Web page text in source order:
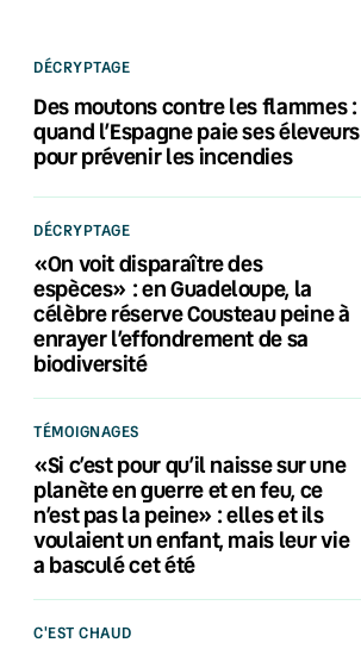
DÉCRYPTAGE
Des moutons contre les flammes :
quand l’Espagne paie ses éleveurs
pour prévenir les incendies
DÉCRYPTAGE
«On voit disparaître des
espèces» : en Guadeloupe, la
célèbre réserve Cousteau peine à
enrayer l’effondrement de sa
biodiversité
TÉMOIGNAGES
«Si c’est pour qu’il naisse sur une
planète en guerre et en feu, ce
n’est pas la peine» : elles et ils
voulaient un enfant, mais leur vie
a basculé cet été
C'EST CHAUD